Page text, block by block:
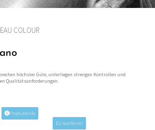
COLOUR
höchster Güte, unterliegen strengen Kontrollen und
Qualitätsanforderungen.
Produktinfo
EU-konform!